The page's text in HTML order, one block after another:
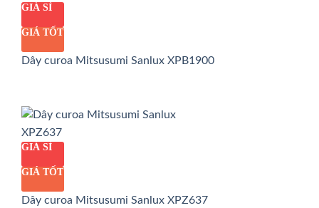
GIÁ SỈ
GIÁ TỐT
Dây curoa Mitsusumi Sanlux XPB1900
GIÁ SỈ
GIÁ TỐT
Dây curoa Mitsusumi Sanlux XPZ637